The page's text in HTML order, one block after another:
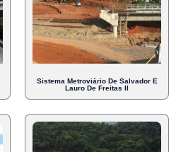
Sistema Metroviário De Salvador E
Lauro De Freitas II